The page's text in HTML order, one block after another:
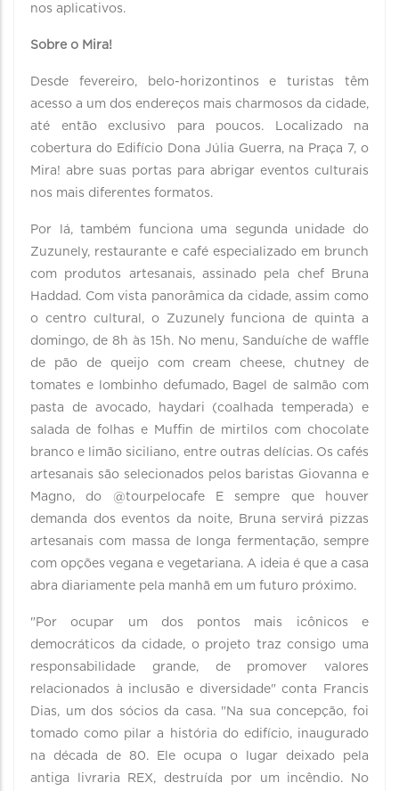
nos aplicativos.
Sobre o Mira!
Desde fevereiro, belo-horizontinos e turistas têm
acesso a um dos endereços mais charmosos da cidade,
até então exclusivo para poucos. Localizado na
cobertura do Edifício Dona Júlia Guerra, na Praça 7, o
Mira! abre suas portas para abrigar eventos culturais
nos mais diferentes formatos.
Por lá, também funciona uma segunda unidade do
Zuzunely, restaurante e café especializado em brunch
com produtos artesanais, assinado pela chef Bruna
Haddad. Com vista panorâmica da cidade, assim como
o centro cultural, o Zuzunely funciona de quinta a
domingo, de 8h às 15h. No menu, Sanduíche de waffle
de pão de queijo com cream cheese, chutney de
tomates e lombinho defumado, Bagel de salmão com
pasta de avocado, haydari (coalhada temperada) e
salada de folhas e Muffin de mirtilos com chocolate
branco e limão siciliano, entre outras delícias. Os cafés
artesanais são selecionados pelos baristas Giovanna e
Magno, do @tourpelocafe E sempre que houver
demanda dos eventos da noite, Bruna servirá pizzas
artesanais com massa de longa fermentação, sempre
com opções vegana e vegetariana. A ideia é que a casa
abra diariamente pela manhã em um futuro próximo.
"Por ocupar um dos pontos mais icônicos e
democráticos da cidade, o projeto traz consigo uma
responsabilidade grande, de promover valores
relacionados à inclusão e diversidade" conta Francis
Dias, um dos sócios da casa. "Na sua concepção, foi
tomado como pilar a história do edifício, inaugurado
na década de 80. Ele ocupa o lugar deixado pela
antiga livraria REX, destruída por um incêndio. No